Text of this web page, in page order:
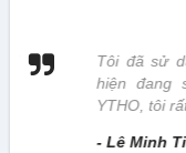
Tôi đã sử
hiện đang
YTHO, tôi
- Lê Minh